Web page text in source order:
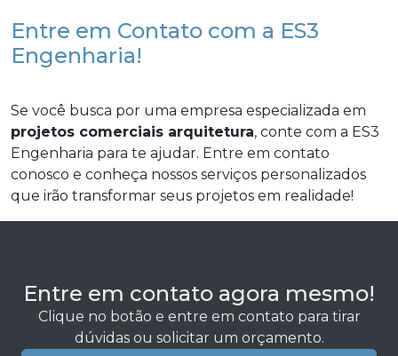
Entre em Contato com a ES3
Engenharia!
Se você busca por uma empresa especializada em
projetos comerciais arquitetura, conte com a ES3
Engenharia para te ajudar. Entre em contato
conosco e conheça nossos serviços personalizados
que irão transformar seus projetos em realidade!
Entre em contato agora mesmo!
Clique no botão e entre em contato para tirar
dúvidas ou solicitar um orçamento.